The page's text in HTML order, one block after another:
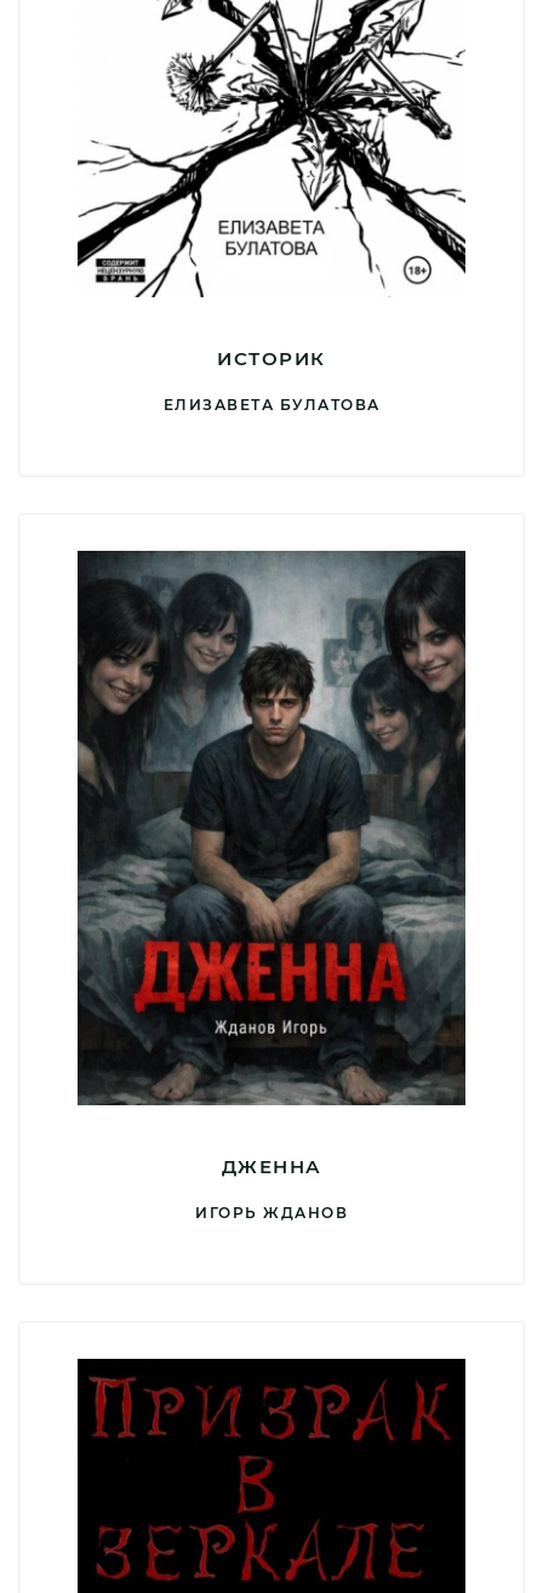
ИСТОРИК
ЕЛИЗАВЕТА БУЛАТОВА
ДЖЕННА
ИГОРЬ ЖДАНОВ